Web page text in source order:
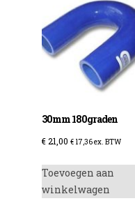
30mm 180graden
€21,00 € 17,36ex. BTW
Toevoegen aan
winkelwagen